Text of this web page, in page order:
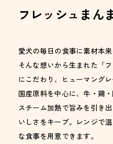
フレッシュまん
愛犬の毎日の食事に素材本来
そんな想いから生まれた「
にこだわり、ヒューマング
国産原料を中心に、牛・鶏
スチーム加熱で旨みを引き
いしさをキープ。レンジで
な食事を用意できます。